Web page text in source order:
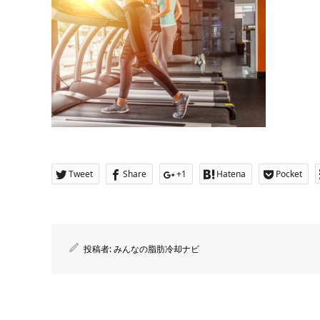
Tweet Share +1 Hatena Pocket
投稿者:みんなの脂肪冷却ナビ